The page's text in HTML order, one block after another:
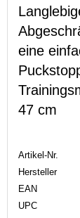
eine
47 cm
Artikel-Nr.
Hersteller
EAN
UPC